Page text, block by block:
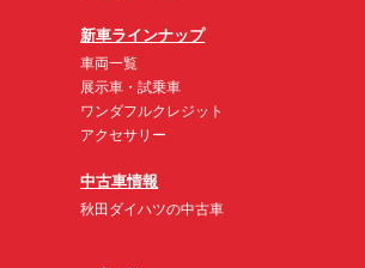
新車ラインナップ
車両一覧
展示車・試乗車
ワンダフルクレジット
アクセサリー
中古車情報
秋田ダイハツの中古車